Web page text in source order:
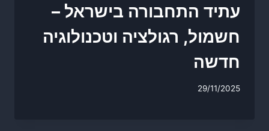
עתיד התחבורה בישראל –
חשמול, רגולציה וטכנולוגיה
חדשה
29/11/2025